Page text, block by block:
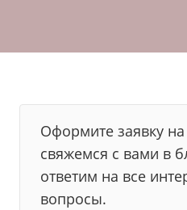
Оформите заявку
свяжемся с вами в
ответим на все
вопросы.